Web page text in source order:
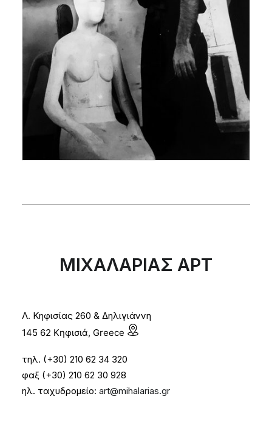
ΜΙΧΑΛΑΡΙΑΣ ΑΡΤ
Λ. Κηφισίας 260 & Δηλιγιάννη
145 62 Κηφισιά, Greece
τηλ. (+30) 210 62 34 320
φαξ (+30) 210 62 30 928
ηλ. ταχυδρομείο: art@mihalarias.gr